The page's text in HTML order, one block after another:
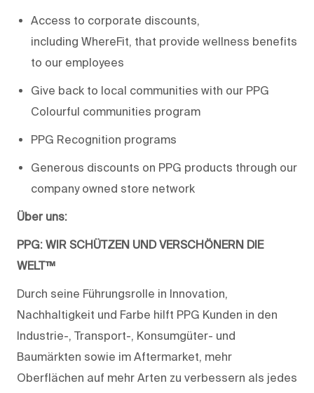
Access to corporate discounts,
including WhereFit, that provide wellness benefits
to our employees
Give back to local communities with our PPG
Colourful communities program
PPG Recognition programs
Generous discounts on PPG products through our
company owned store network
Über uns:
PPG: WIR SCHÜTZEN UND VERSCHÖNERN DIE
WELT™
Durch seine Führungsrolle in Innovation,
Nachhaltigkeit und Farbe hilft PPG Kunden in den
Industrie-, Transport-, Konsumgüter- und
Baumärkten sowie im Aftermarket, mehr
Oberflächen auf mehr Arten zu verbessern als jedes